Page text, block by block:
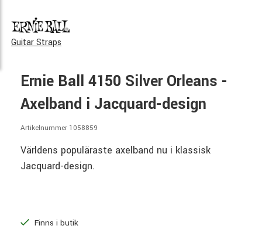
Guitar Straps
Ernie Ball 4150 Silver Orleans -
Axelband i Jacquard-design
Artikelnummer 1058859
Världens populäraste axelband nu i klassisk
Jacquard-design.
Finns i butik